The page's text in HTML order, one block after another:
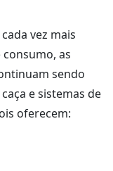
vez mais
as
sendo
e sistemas de
oferecem: